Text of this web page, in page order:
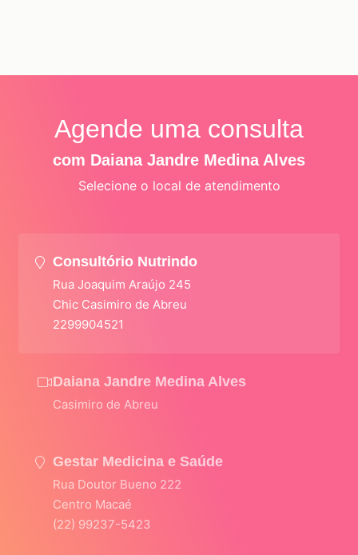
Agende uma consulta
com Daiana Jandre Medina Alves
Selecione o local de atendimento
Consultório Nutrindo
Rua Joaquim Araújo 245
Chic Casimiro de Abreu
2299904521
Daiana Jandre Medina Alves
Casimiro de Abreu
Gestar Medicina e Saúde
Rua Doutor Bueno 222
Centro Macaé
(22) 99237-5423